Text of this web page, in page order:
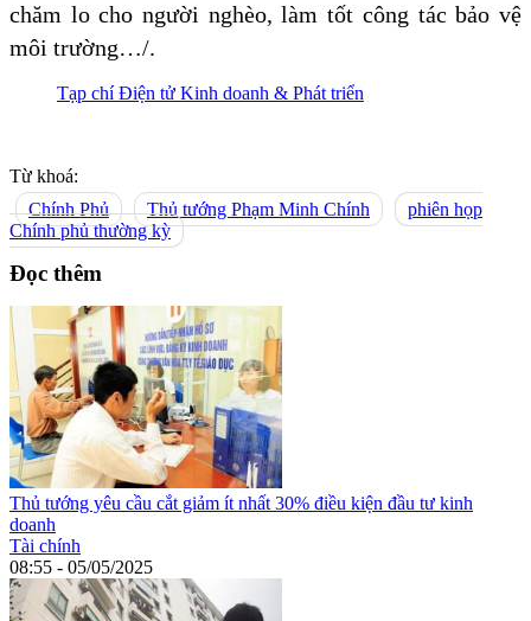
chăm lo cho người nghèo, làm tốt công tác bảo vệ
môi trường…/.
Tạp chí Điện tử Kinh doanh & Phát triển
Từ khoá:
Chính Phủ
Thủ tướng Phạm Minh Chính
phiên họp
Chính phủ thường kỳ
Đọc thêm
Thủ tướng yêu cầu cắt giảm ít nhất 30% điều kiện đầu tư kinh
doanh
Tài chính
08:55 - 05/05/2025